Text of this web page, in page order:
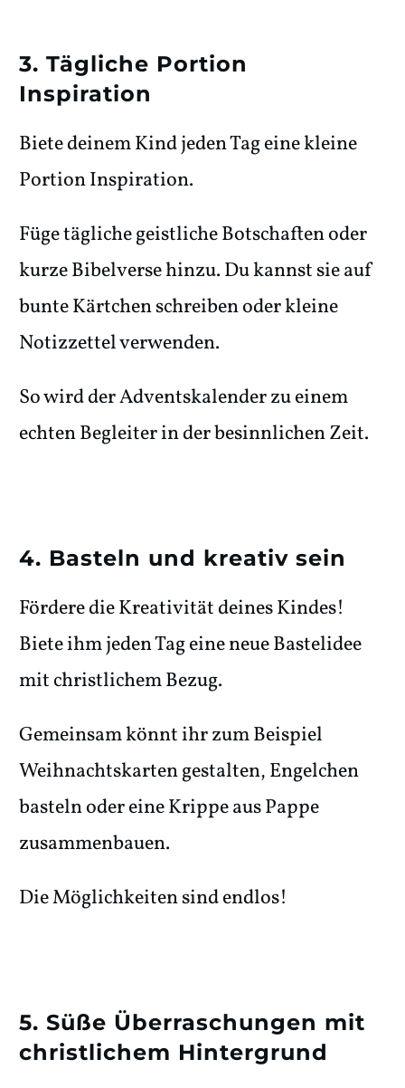
3. Tägliche Portion
Inspiration
Biete deinem Kind jeden Tag eine kleine
Portion Inspiration.
Füge tägliche geistliche Botschaften oder
kurze Bibelverse hinzu. Du kannst sie auf
bunte Kärtchen schreiben oder kleine
Notizzettel verwenden.
So wird der Adventskalender zu einem
echten Begleiter in der besinnlichen Zeit.
4. Basteln und kreativ sein
Fördere die Kreativität deines Kindes!
Biete ihm jeden Tag eine neue Bastelidee
mit christlichem Bezug.
Gemeinsam könnt ihr zum Beispiel
Weihnachtskarten gestalten, Engelchen
basteln oder eine Krippe aus Pappe
zusammenbauen.
Die Möglichkeiten sind endlos!
5. Süße Überraschungen mit
christlichem Hintergrund